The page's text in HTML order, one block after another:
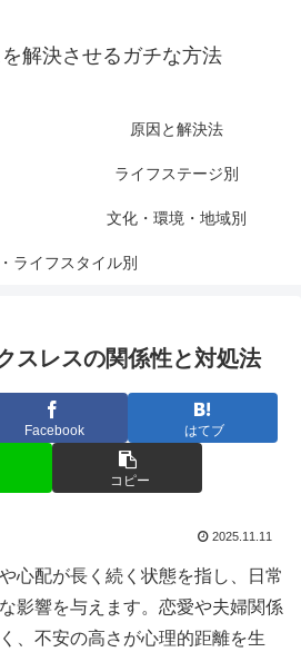
解決させるガチな方法
原因と解決法
ライフステージ別
文化・環境・地域別
ライフスタイル別
スレスの関係性と対処法
Facebook はてブ
コピー
2025.11.11
心配が長く続く状態を指し、日常
影響を与えます。恋愛や夫婦関係
、不安の高さが心理的距離を生